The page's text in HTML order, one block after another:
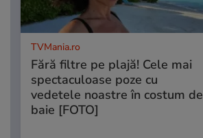
TVMania.ro
Fără filtre pe plajă! Cele mai
spectaculoase poze cu
vedetele noastre în costum de
baie [FOTO]